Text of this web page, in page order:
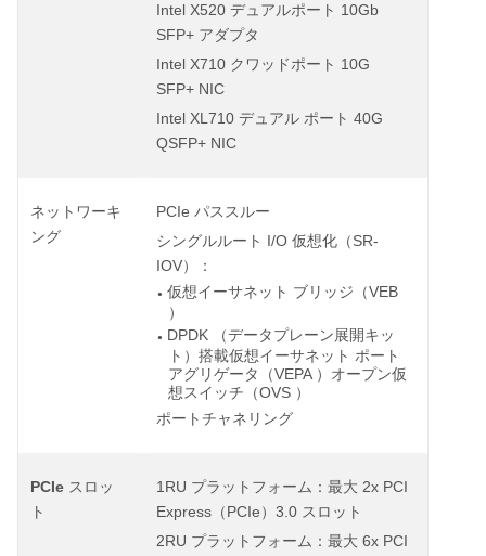
Intel X520 デュアルポート 10Gb
SFP+ アダプタ
Intel X710 クワッドポート 10G
SFP+ NIC
Intel XL710 デュアル ポート 40G
QSFP+ NIC
ネットワーキ
ング
PCIe パススルー
シングルルート I/O 仮想化（ SR-
IOV）：
● 仮想イーサネット ブリッジ（VEB
）
● DPDK
（データプレーン展開キッ
ト）搭載仮想イーサネット ポート
アグリゲータ（VEPA ）オープン仮
想スイッチ（OVS ）
ポートチャネリング
PCIe スロッ
ト
1RU プラットフォーム：最大 2x PCI
Express （ PCIe ） 3.0 スロット
2RU プラットフォーム：最大 6x PCI